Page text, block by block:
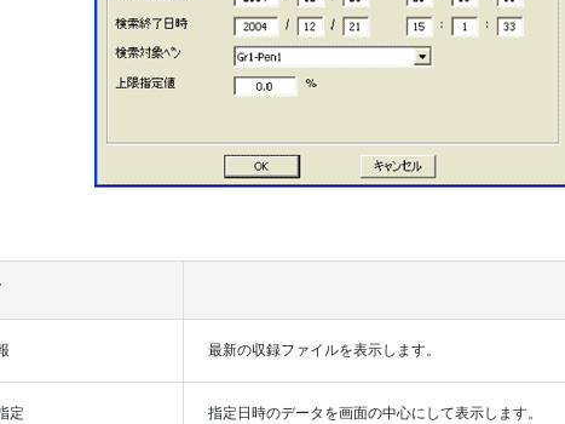
最新の収録ファイルを表示します。
定 指定日時のデータを画面の中心にして表示します。